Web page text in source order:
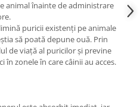
animal înainte de administrare
puricii existenți pe animale
să poată depune ouă. Prin
de viață al puricilor și previne
zonele în care câinii au acces.